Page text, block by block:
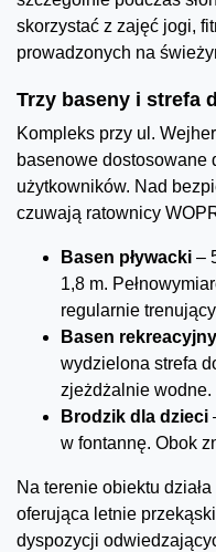
skorzystać z zajęć jogi,
prowadzonych na
Trzy baseny i strefa
Kompleks przy ul.
basenowe dostosowane
użytkowników. Nad
czuwają ratownicy
Basen pływacki –
1,8 m.
regularnie
Basen rekreacyjny
wydzielona strefa
zjeżdżalnie wodne.
Brodzik dla dzieci
w fontannę. Obok
Na terenie obiektu
oferująca letnie
dyspozycji